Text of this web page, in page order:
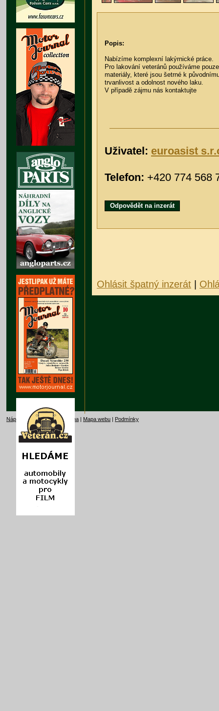
Popis:
Nabízíme komplexní lakýrnické práce.
Pro lakování veteránů používáme
materiály, které jsou šetrné k
trvanlivost a odolnost nového laku.
V případě zájmu nás kontaktujte
Uživatel: euroasist
Telefon: +420 774 568
Odpovědět na inzerát
Ohlásit špatný inzerát
Nápověda| Kontakt| Reklama | Mapa webu | Podmínky